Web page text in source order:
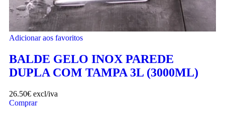
Adicionar aos favoritos
BALDE GELO INOX PAREDE
DUPLA COM TAMPA 3L (3000ML)
26.50€ excl/iva
Comprar